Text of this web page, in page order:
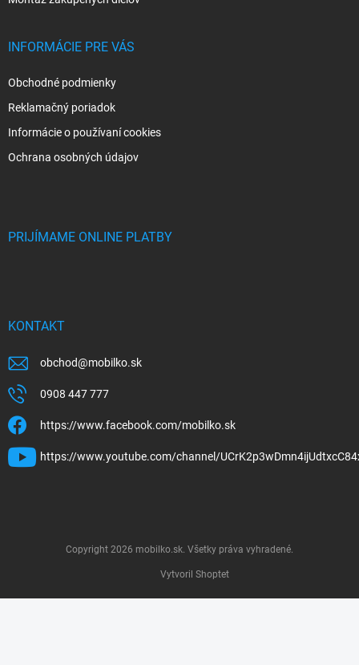
INFORMÁCIE PRE VÁS
Obchodné podmienky
Reklamačný poriadok
Informácie o používaní cookies
Ochrana osobných údajov
PRIJÍMAME ONLINE PLATBY
KONTAKT
obchod@mobilko.sk
0908 447 777
https://www.facebook.com/mobilko.sk
https://www.youtube.com/channel/
Vytvoril Shoptet
Copyright 2026 mobilko.sk. Všetky práva vyhradené.